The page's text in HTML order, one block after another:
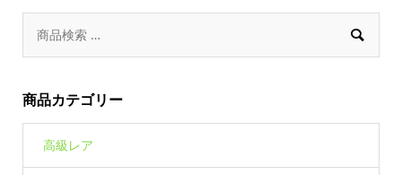

商品カテゴリー
高級レア